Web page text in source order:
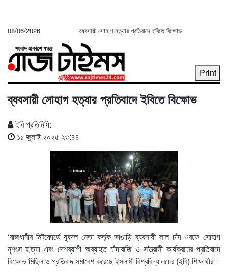
08/06/2026 ব্যবসায়ী সোহাগ হত্যার প্রতিবাদে ইবিতে বিক্ষোভ
Print
ব্যবসায়ী সোহাগ হত্যার প্রতিবাদে ইবিতে বিক্ষোভ
ইবি প্রতিনিধি:
১১ জুলাই ২০২৫ ২৩:৪৪
‘রাজধানীর মিটফোর্ডে যুবদল নেতা কর্তৃক ভাঙাড়ি ব্যবসায়ী লাল চাঁদ ওরফে সোহাগ
নৃশংস হ'ত্যা এবং দেশব্যাপী অব্যাহত চাঁদাবাজি ও স'ন্ত্রাসী কার্যক্রমের প্রতিবাদে
বিক্ষোভ মিছিল ও প্রতিবাদ সমাবেশ করেছে ইসলামী বিশ্ববিদ্যালয়ের (ইবি) শিক্ষার্থীরা।